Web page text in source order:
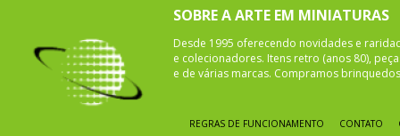
SOBRE A ARTE EM MINIATURAS
Desde 1995 oferecendo novidades e
e colecionadores. Itens retro (anos 80),
e de várias marcas. Compramos
REGRAS DE FUNCIONAMENTO CONTATO